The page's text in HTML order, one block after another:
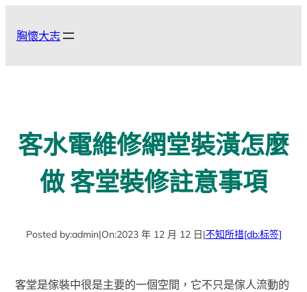
胸懷大志
客水電維修網堂裝潢怎麼
做 客堂裝修註意事項
Posted by:admin|On:2023 年 12 月 12 日|不知所措[db:标签]
客堂是傢裝中很是主要的一個空間，它不只是傢人流動的